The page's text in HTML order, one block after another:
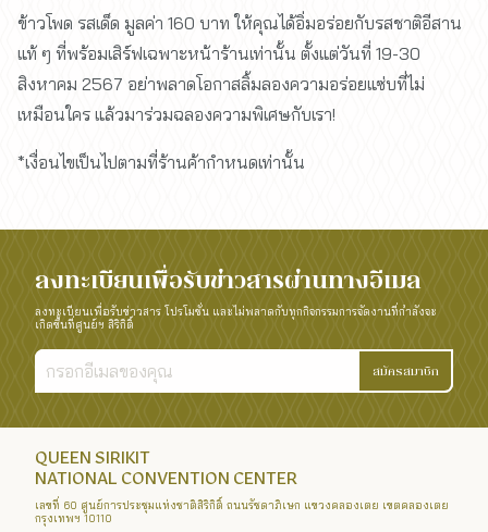
ข้าวโพด รสเด็ด มูลค่า 160 บาท ให้คุณได้อิ่มอร่อยกับรสชาติอีสาน
แท้ ๆ ที่พร้อมเสิร์ฟเฉพาะหน้าร้านเท่านั้น ตั้งแต่วันที่ 19-30
สิงหาคม 2567 อย่าพลาดโอกาสลิ้มลองความอร่อยแซ่บที่ไม่
เหมือนใคร แล้วมาร่วมฉลองความพิเศษกับเรา!
*เงื่อนไขเป็นไปตามที่ร้านค้ากำหนดเท่านั้น
ลงทะเบียนเพื่อรับข่าวสารผ่านทางอีเมล
ลงทะเบียนเพื่อรับข่าวสาร โปรโมชั่น และไม่พลาดกับทุกกิจกรรมการจัดงานที่กำลังจะ
เกิดขึ้นที่ศูนย์ฯ สิริกิติ์
สมัครสมาชิก
QUEEN SIRIKIT
NATIONAL CONVENTION CENTER
เลขที่ 60 ศูนย์การประชุมแห่งชาติสิริกิติ์ ถนนรัชดาภิเษก แขวงคลองเตย เขตคลองเตย
กรุงเทพฯ 10110